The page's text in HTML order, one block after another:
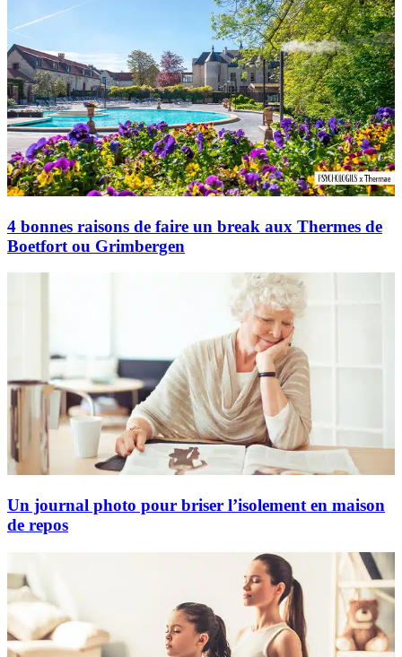
4 bonnes raisons de faire un break aux Thermes de
Boetfort ou Grimbergen
Un journal photo pour briser l’isolement en maison
de repos